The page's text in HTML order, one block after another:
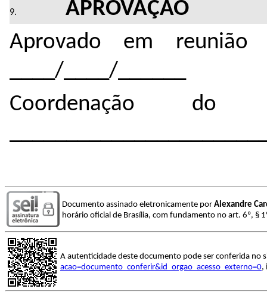
APROVAÇÃO
Aprovado em reunião
____/____/______
Coordenação do
Documento assinado eletronicamente por Alexandre
horário oficial de Brasília, com fundamento no art. 6º, §
A autenticidade deste documento pode ser conferida no
acao=documento_conferir&id_orgao_acesso_externo=0,